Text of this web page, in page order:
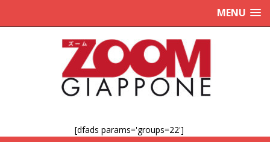
MENU
[dfads params='groups=22']